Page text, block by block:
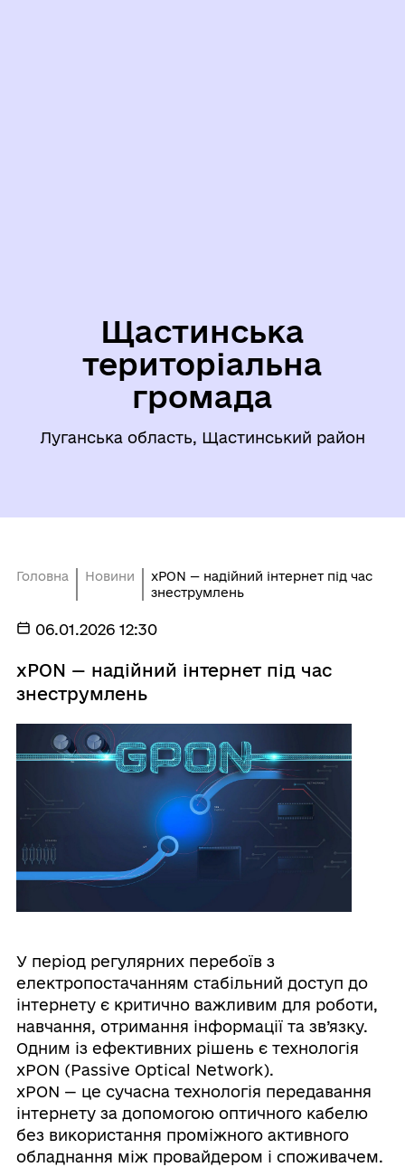
Щастинська
територіальна
громада
Луганська область, Щастинський район
Головна Новини
xPON — надійний інтернет під час
знеструмлень
06.01.2026 12:30
xPON — надійний інтернет під час
знеструмлень
У період регулярних перебоїв з
електропостачанням стабільний доступ до
інтернету є критично важливим для роботи,
навчання, отримання інформації та зв’язку.
Одним із ефективних рішень є технологія
xPON (Passive Optical Network).
xPON — це сучасна технологія передавання
інтернету за допомогою оптичного кабелю
без використання проміжного активного
обладнання між провайдером і споживачем.